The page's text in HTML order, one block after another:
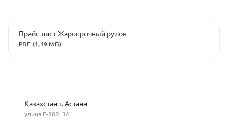
Прайс-лист Жаропрочный рулон
PDF (1,19 МБ)
Казахстан г. Астана
улица Е-882, 3А